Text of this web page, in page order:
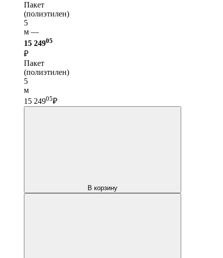
Пакет
(полиэтилен)
5
м —
15 24905
₽
Пакет
(полиэтилен)
5
м
15 24905₽
В корзину